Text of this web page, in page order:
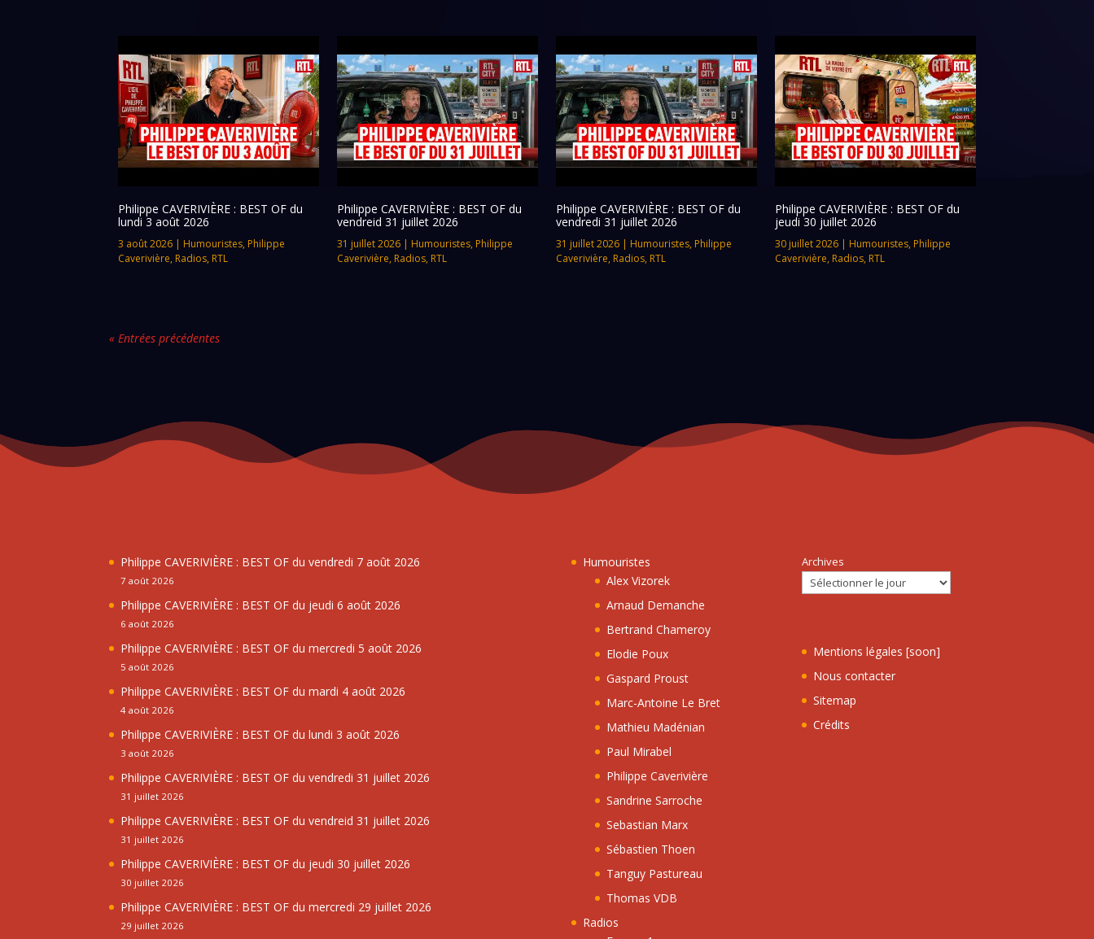
Philippe CAVERIVIÈRE : BEST OF du
lundi 3 août 2026
3 août 2026 | Humouristes, Philippe
Caverivière, Radios, RTL
Philippe CAVERIVIÈRE : BEST OF du
vendreid 31 juillet 2026
31 juillet 2026| Humouristes, Philippe
Caverivière, Radios, RTL
Philippe CAVERIVIÈRE : BEST OF du
vendredi 31 juillet 2026
31 juillet 2026| Humouristes, Philippe
Caverivière, Radios, RTL
Philippe CAVERIVIÈRE : BEST OF du
jeudi 30 juillet 2026
30 juillet 2026| Humouristes, Philippe
Caverivière, Radios, RTL
« Entrées précédentes
Philippe CAVERIVIÈRE : BEST OF du vendredi 7 août 2026
7 août 2026
Philippe CAVERIVIÈRE : BEST OF du jeudi 6 août 2026
6 août 2026
Philippe CAVERIVIÈRE : BEST OF du mercredi 5 août 2026
5 août 2026
Philippe CAVERIVIÈRE : BEST OF du mardi 4 août 2026
4 août 2026
Philippe CAVERIVIÈRE : BEST OF du lundi 3 août 2026
3 août 2026
Philippe CAVERIVIÈRE : BEST OF du vendredi 31 juillet 2026
31 juillet 2026
Philippe CAVERIVIÈRE : BEST OF du vendreid 31 juillet 2026
31 juillet 2026
Philippe CAVERIVIÈRE : BEST OF du jeudi 30 juillet 2026
30 juillet 2026
Philippe CAVERIVIÈRE : BEST OF du mercredi 29 juillet 2026
29 juillet 2026
Humouristes
Alex Vizorek
Arnaud Demanche
Bertrand Chameroy
Elodie Poux
Gaspard Proust
Marc-Antoine Le Bret
Mathieu Madénian
Paul Mirabel
Philippe Caverivière
Sandrine Sarroche
Sebastian Marx
Sébastien Thoen
Tanguy Pastureau
Thomas VDB
Radios
Archives
Mentions légales [soon]
Nous contacter
Sitemap
Crédits